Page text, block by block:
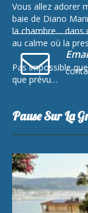
Vous allez adorer
baie de Diano
la chambre… dans
au calme où la
Pas impossible
que prévu…
Pause Sur La